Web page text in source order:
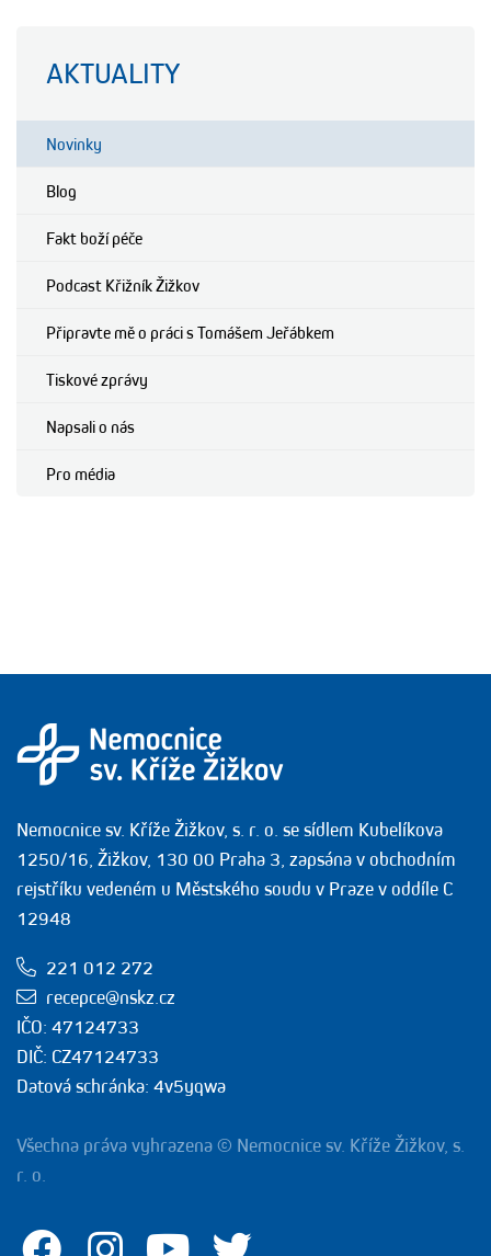
AKTUALITY
Novinky
Blog
Fakt boží péče
Podcast Křižník Žižkov
Připravte mě o práci s Tomášem Jeřábkem
Tiskové zprávy
Napsali o nás
Pro média
Nemocnice sv. Kříže Žižkov, s. r. o. se sídlem Kubelíkova
1250/16, Žižkov, 130 00 Praha 3, zapsána v obchodním
rejstříku vedeném u Městského soudu v Praze v oddíle C
12948
221 012 272
recepce@nskz.cz
IČO: 47124733
DIČ: CZ47124733
Datová schránka: 4v5yqwa
Všechna práva vyhrazena © Nemocnice sv. Kříže Žižkov, s.
r. o.